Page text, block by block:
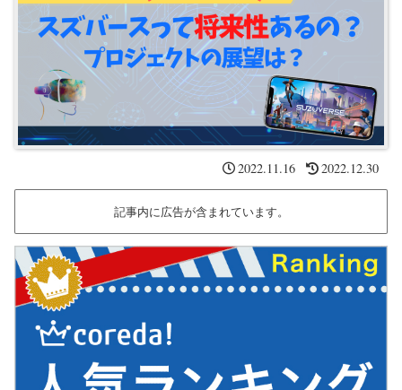
2022.11.16 2022.12.30
記事内に広告が含まれています。